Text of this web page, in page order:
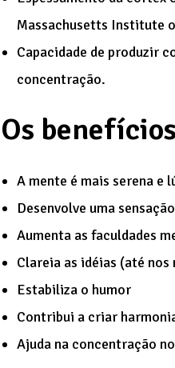
Massachusetts Institute
Capacidade de produzir
concentração.
Os
A mente é mais serena e
Desenvolve uma
Aumenta as faculdades
Clareia as idéias (até
Estabiliza o humor
Contribui a criar
Ajuda na concentração